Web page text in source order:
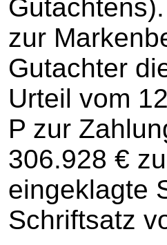
zur
Gutachter
Urteil vom
P zur
306.928 €
eingeklagte
Schriftsatz